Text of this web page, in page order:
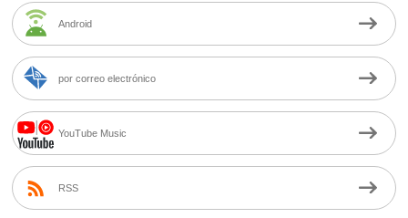
Android
por correo electrónico
YouTube Music
RSS